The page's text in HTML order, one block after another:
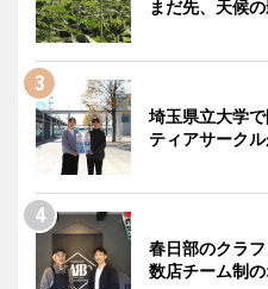
まだ先、天候
埼玉県立大学
ティアサーク
春日部のクラ
数店チーム制